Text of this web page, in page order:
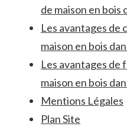
de maison en bois
Les avantages de
maison en bois
Les avantages de
maison en bois
Mentions Légales
Plan Site